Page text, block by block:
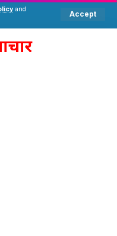
and
Accept